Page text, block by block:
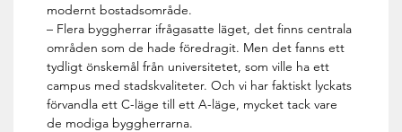
modernt bostadsområde.
– Flera byggherrar ifrågasatte läget, det finns centrala
områden som de hade föredragit. Men det fanns ett
tydligt önskemål från universitetet, som ville ha ett
campus med stadskvaliteter. Och vi har faktiskt lyckats
förvandla ett C-läge till ett A-läge, mycket tack vare
de modiga byggherrarna.